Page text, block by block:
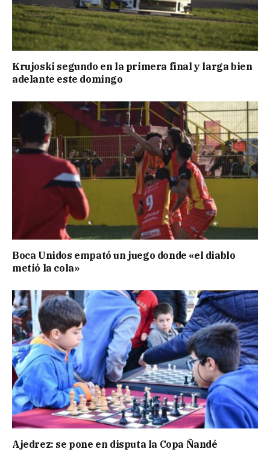
Krujoski segundo en la primera final y larga bien
adelante este domingo
Boca Unidos empató un juego donde «el diablo
metió la cola»
Ajedrez: se pone en disputa la Copa Ñandé